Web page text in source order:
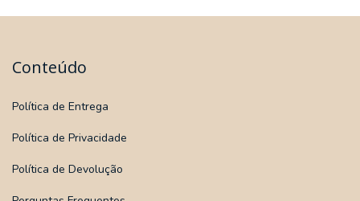
Conteúdo
Política de Entrega
Política de Privacidade
Política de Devolução